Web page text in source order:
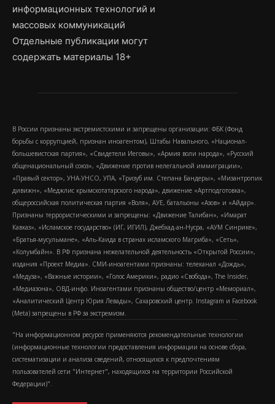
информационных технологий и
массовых коммуникаций
Отдельные публикации могут
содержать материалы 18+
В России признаны экстремистскими и запрещены организации: ФБК (Фонд
борьбы с коррупцией, признан иноагентом), Штабы Навального, «Национал-
большевистская партия», «Свидетели Иеговы», «Армия воли народа», «Русский
общенациональный союз», «Движение против нелегальной иммиграции»,
«Правый сектор», УНА-УНСО, УПА, «Тризуб им. Степана Бандеры», «Мизантропик
дивижн», «Меджлис крымскотатарского народа», движение «Артподготовка»,
общероссийская политическая партия «Воля», АУЕ, батальоны «Азов» и «Айдар».
Признаны террористическими и запрещены: «Движение Талибан», «Имарат
Кавказ», «Исламское государство» (ИГ, ИГИЛ), Джебхад-ан-Нусра, «АУМ Синрике»,
«Братья-мусульмане», «Аль-Каида в странах исламского Магриба», «Сеть»,
«Колумбайн». В РФ признана нежелательной деятельность «Открытой России»,
издания «Проект Медиа». СМИ-иноагентами признаны: телеканал «Дождь»,
«Медуза», «Важные истории», «Голос Америки», радио «Свобода», The Insider,
«Медиазона», ОВД-инфо. Иноагентами признаны общество/центр «Мемориал»,
«Аналитический Центр Юрия Левады», Сахаровский центр. Instagram и Facebook
(Metа) запрещены в РФ за экстремизм.
"На информационном ресурсе применяются рекомендательные технологии
(информационные технологии предоставления информации на основе сбора,
систематизации и анализа сведений, относящихся к предпочтениям
пользователей сети "Интернет", находящихся на территории Российской
Федерации)".